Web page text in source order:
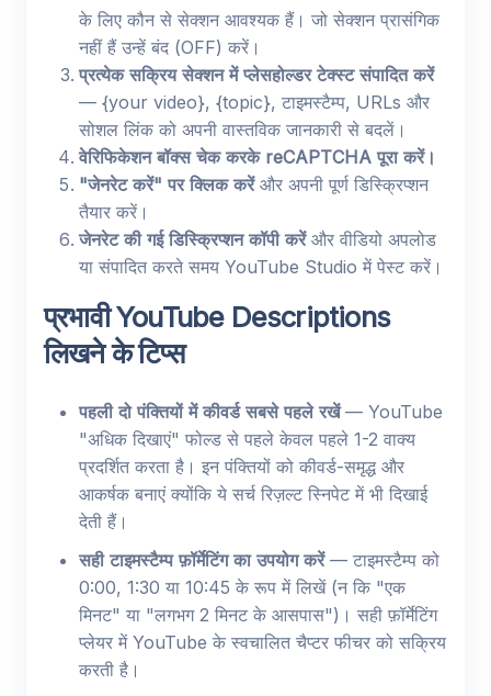
के लिए कौन से सेक्शन आवश्यक हैं। जो सेक्शन प्रासंगिक
नहीं हैं उन्हें बंद (OFF) करें।
प्रत्येक सक्रिय सेक्शन में प्लेसहोल्डर टेक्स्ट संपादित करें
— {your video}, {topic}, टाइमस्टैम्प, URLs और
सोशल लिंक को अपनी वास्तविक जानकारी से बदलें।
वेरिफिकेशन बॉक्स चेक करके reCAPTCHA पूरा करें।
"जेनरेट करें" पर क्लिक करेंऔर अपनी पूर्ण डिस्क्रिप्शन
तैयार करें।
जेनरेट की गई डिस्क्रिप्शन कॉपी करेंऔर वीडियो अपलोड
या संपादित करते समय YouTube Studio में पेस्ट करें।
प्रभावी YouTube Descriptions
लिखने के टिप्स
पहली दो पंक्तियों में कीवर्ड सबसे पहले रखें— YouTube
"अधिक दिखाएं" फोल्ड से पहले केवल पहले 1-2 वाक्य
प्रदर्शित करता है। इन पंक्तियों को कीवर्ड-समृद्ध और
आकर्षक बनाएं क्योंकि ये सर्च रिज़ल्ट स्निपेट में भी दिखाई
देती हैं।
सही टाइमस्टैम्प फ़ॉर्मेटिंग का उपयोग करें— टाइमस्टैम्प को
0:00, 1:30 या 10:45 के रूप में लिखें (न कि "एक
मिनट" या "लगभग 2 मिनट के आसपास")। सही फ़ॉर्मेटिंग
प्लेयर में YouTube के स्वचालित चैप्टर फीचर को सक्रिय
करती है।